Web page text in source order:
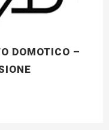
DOMOTICO –